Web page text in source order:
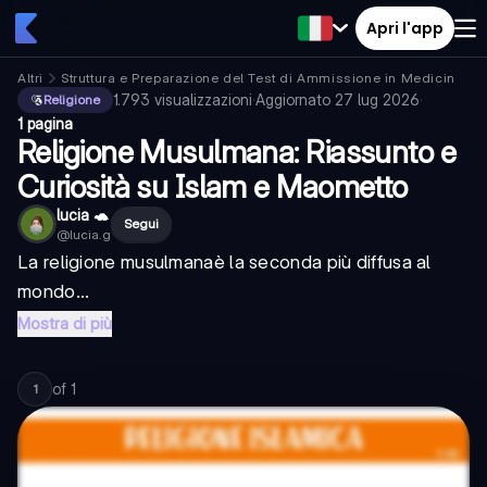
Apri l'app
Altri Struttura e Preparazione del Test di Ammissione in Medicina
Religione
1.793 visualizzazioni·Aggiornato 27 lug 2026·
1 pagina
Religione Musulmana: Riassunto e
Curiosità su Islam e Maometto
lucia 🐢
@lucia.g
Segui
La religione musulmanaè la seconda più diffusa al
mondo...
Mostra di più
1 of 1